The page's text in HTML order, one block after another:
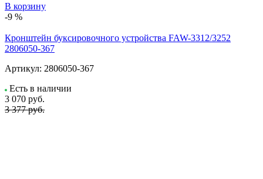
В корзину
-9 %
Кронштейн буксировочного устройства FAW-3312/3252
2806050-367
Артикул: 2806050-367
Есть в наличии
3 070 руб.
3 377 руб.